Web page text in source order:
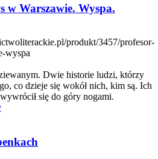
w Warszawie. Wyspa.
produkt/3457/profesor-
wyspa
Dwie historie ludzi, którzy
co dzieje się wokół nich, kim są. Ich
się do góry nogami.